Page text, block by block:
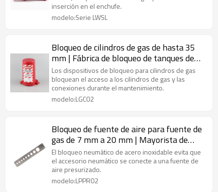
inserción en el enchufe.
modelo:Serie LWSL
Bloqueo de cilindros de gas de hasta 35
mm | Fábrica de bloqueo de tanques de
cilindros | Fabricación de cerraduras Lita
Los dispositivos de bloqueo para cilindros de gas
bloquean el acceso a los cilindros de gas y las
conexiones durante el mantenimiento.
modelo:LGC02
Bloqueo de fuente de aire para fuente de
gas de 7 mm a 20 mm | Mayorista de
dispositivos de bloqueo neumático de
China| Fabricación de cerraduras Lita
El bloqueo neumático de acero inoxidable evita que
el accesorio neumático se conecte a una fuente de
aire presurizado.
modelo:LPPR02